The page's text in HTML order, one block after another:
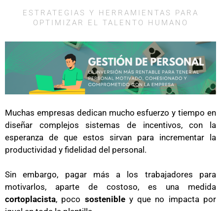
ESTRATEGIAS Y HERRAMIENTAS PARA
OPTIMIZAR EL TALENTO HUMANO
Muchas empresas dedican mucho esfuerzo y tiempo en
diseñar complejos sistemas de incentivos, con la
esperanza de que estos sirvan para incrementar la
productividad y fidelidad del personal.
Sin embargo, pagar más a los trabajadores para
motivarlos, aparte de costoso, es una medida
cortoplacista, poco sostenible y que no impacta por